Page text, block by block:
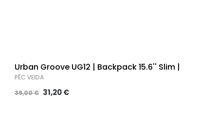
Urban Groove UG12 | Backpack 15.6'' Slim |
PĒC VEIDA
39,00 € 31,20 €